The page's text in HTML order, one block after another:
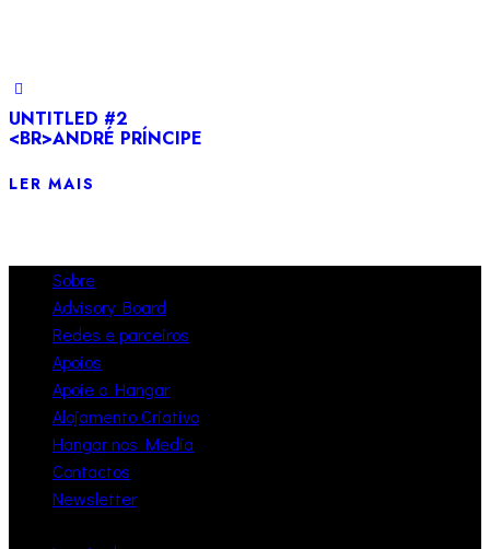
UNTITLED #2
<BR>ANDRÉ PRÍNCIPE
LER MAIS
Sobre
Advisory Board
Redes e parceiros
Apoios
Apoie o Hangar
Alojamento Criativo
Hangar nos Media
Contactos
Newsletter